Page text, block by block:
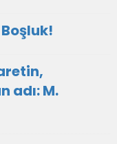
adı: M.